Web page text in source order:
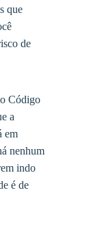
que
de
Código
a
em
nenhum
indo
é de